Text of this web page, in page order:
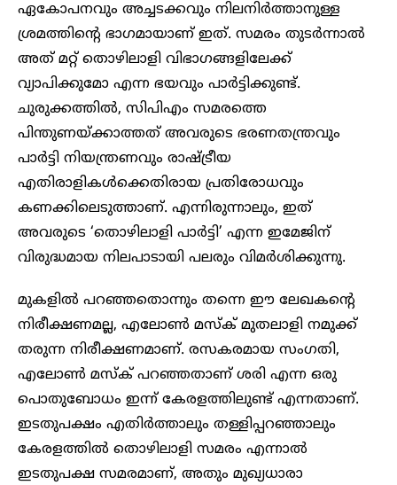
ഏകോപനവും അച്ചടക്കവും നിലനിർത്താനുള്ള
ശ്രമത്തിന്റെ ഭാഗമായാണ് ഇത്. സമരം തുടർന്നാൽ
അത് മറ്റ് തൊഴിലാളി വിഭാഗങ്ങളിലേക്ക്
വ്യാപിക്കുമോ എന്ന ഭയവും പാർട്ടിക്കുണ്ട്.
ചുരുക്കത്തിൽ, സിപിഎം സമരത്തെ
പിന്തുണയ്ക്കാത്തത് അവരുടെ ഭരണതന്ത്രവും
പാർട്ടി നിയന്ത്രണവും രാഷ്ട്രീയ
എതിരാളികൾക്കെതിരായ പ്രതിരോധവും
കണക്കിലെടുത്താണ്. എന്നിരുന്നാലും, ഇത്
അവരുടെ ‘തൊഴിലാളി പാർട്ടി’ എന്ന ഇമേജിന്
വിരുദ്ധമായ നിലപാടായി പലരും വിമർശിക്കുന്നു.
മുകളിൽ പറഞ്ഞതൊന്നും തന്നെ ഈ ലേഖകന്റെ
നിരീക്ഷണമല്ല, എലോൺ മസ്ക് മുതലാളി നമുക്ക്
തരുന്ന നിരീക്ഷണമാണ്. രസകരമായ സംഗതി,
എലോൺ മസ്ക് പറഞ്ഞതാണ് ശരി എന്ന ഒരു
പൊതുബോധം ഇന്ന് കേരളത്തിലുണ്ട് എന്നതാണ്.
ഇടതുപക്ഷം എതിർത്താലും തള്ളിപ്പറഞ്ഞാലും
കേരളത്തിൽ തൊഴിലാളി സമരം എന്നാൽ
ഇടതുപക്ഷ സമരമാണ്, അതും മുഖ്യധാരാ